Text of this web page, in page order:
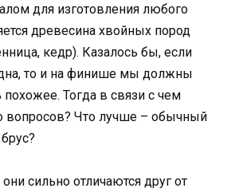
для изготовления любого
древесина хвойных пород
кедр). Казалось бы, если
то и на финише мы должны
похожее. Тогда в связи с чем
вопросов? Что лучше – обычный
сильно отличаются друг от